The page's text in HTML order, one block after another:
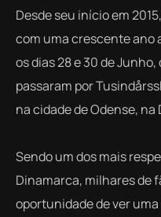
Desde seu início em
com uma crescente ano
os dias 28 e 30 de
passaram por
na cidade de Odense, na
Sendo um dos mais
Dinamarca, milhares de
oportunidade de ver